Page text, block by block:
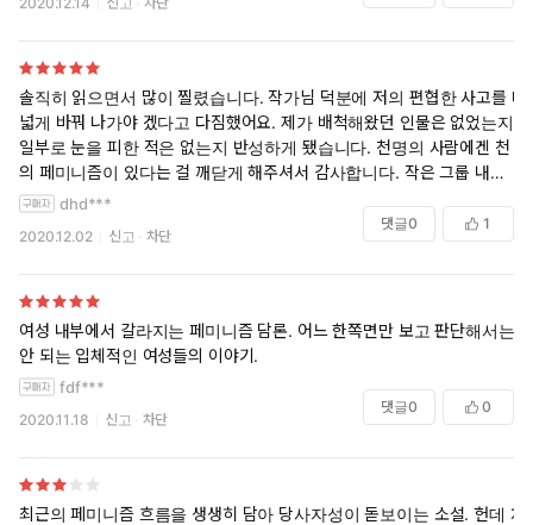
솔직히 읽으면서 많이 찔렸습니다. 작가님 덕분에 저의 편협한 사고를 더
넓게 바꿔 나가야 겠다고 다짐했어요. 제가 배척해왔던 인물은 없었는지,
일부로 눈을 피한 적은 없는지 반성하게 됐습니다. 천명의 사람에겐 천 개
의 페미니즘이 있다는 걸 깨닫게 해주셔서 감사합니다. 작은 그룹 내에서
도 갈등은 생기기 마련이잖아요. 결코 타자화해서는 안 된다고, 다들 속도
와 길만 다를 뿐 같은 곳을 바라보며 꿈 꾼다고 믿어요. 우리 모두 같은 버
스 안에 있다고 믿습니다.
dhd***
2020.12.02 신고 차단
댓글0 1
여성 내부에서 갈라지는 페미니즘 담론. 어느 한쪽면만 보고 판단해서는
안 되는 입체적인 여성들의 이야기.
fdf***
2020.11.18 신고 차단
댓글0 0
최근의 페미니즘 흐름을 생생히 담아 당사자성이 돋보이는 소설. 헌데 차